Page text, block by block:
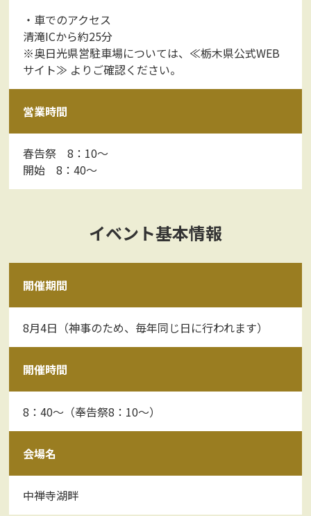
・車でのアクセス
清滝ICから約25分
※奥日光県営駐車場については、 ≪栃木県公式WEB
サイト≫ よりご確認ください。
営業時間
春告祭 8：10～
開始 8：40～
イベント基本情報
開催期間
8月4日（神事のため、毎年同じ日に行われます）
開催時間
8：40～（奉告祭8：10～）
会場名
中禅寺湖畔